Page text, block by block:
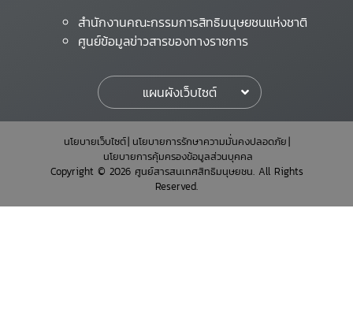
สำนักงานคณะกรรมการสิทธิมนุษยชนแห่งชาติ
ศูนย์ข้อมูลข่าวสารของทางราชการ
แผนผังเว็บไซต์
นโยบายเว็บไซต์ นโยบายการรักษาความมั่นคงปลอดภัย
นโยบายการคุ้มครองข้อมูลส่วนบุคคล
Copyright © 2026 ศูนย์สารสนเทศสิทธิมนุษยชน. All Rights
Reserved.